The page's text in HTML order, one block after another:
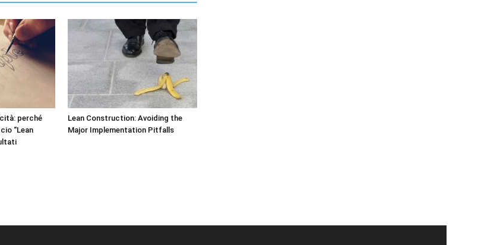
perché
“Lean
Lean Construction: Avoiding the
Major Implementation Pitfalls